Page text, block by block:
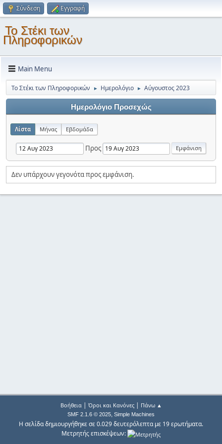
Σύνδεση Εγγραφή
Το Στέκι των
Πληροφορικών
Main Menu
Το Στέκι των Πληροφορικών ► Ημερολόγιο ► Αύγουστος 2023
Ημερολόγιο Προσεχώς
Λίστα Μήνας Εβδομάδα
Προς
Δεν υπάρχουν γεγονότα προς εμφάνιση.
Βοήθεια| Όροι και Κανόνες| Πάνω ▲
SMF 2.1.6 © 2025, Simple Machines
Η σελίδα δημιουργήθηκε σε 0.029 δευτερόλεπτα με 19 ερωτήματα.
Μετρητής επισκέψεων: